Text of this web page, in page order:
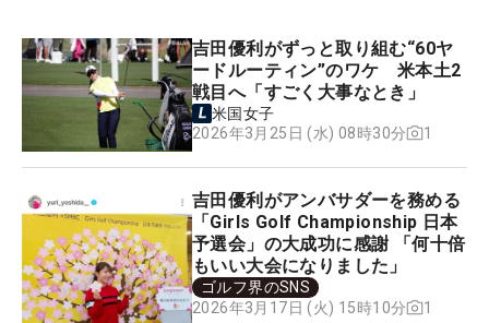
吉田優利がずっと取り組む“60ヤ
ードルーティン”のワケ 米本土2
戦目へ「すごく大事なとき」
米国女子
2026年3月25日 (水) 08時30分
1
吉田優利がアンバサダーを務める
「Girls Golf Championship 日本
予選会」の大成功に感謝 「何十倍
もいい大会になりました」
ゴルフ界のSNS
2026年3月17日 (火) 15時10分
1